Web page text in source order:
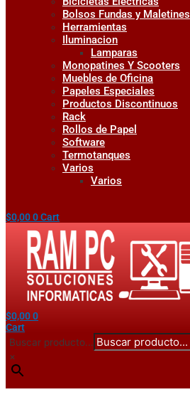
Bolsos Fundas y Maletines
Herramientas
Iluminacion
Lamparas
Monopatines Y Scooters
Muebles de Oficina
Papeles Especiales
Productos Discontinuos
Rack
Rollos de Papel
Software
Termotanques
Varios
Varios
$0,000Cart
$0,000
Cart
Buscar producto...
×